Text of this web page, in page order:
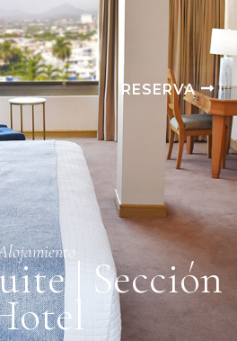
RESERVA
| Sección